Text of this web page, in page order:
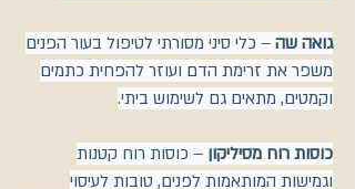
גואה שה – כלי סיני מסורתי לטיפול בעור הפנים
משפר את זרימת הדם ועוזר להפחית כתמים
וקמטים, מתאים גם לשימוש ביתי.
כוסות רוח מסיליקון – כוסות רוח קטנות
וגמישות המותאמות לפנים, טובות לעיסוי